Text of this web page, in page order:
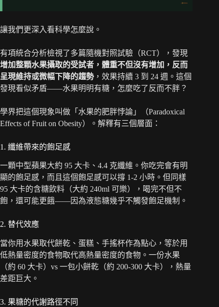
讓我們更深入看科學怎麼說。
有項統合分析檢視了多篇隨機對照試驗（RCT），發現
增加整顆水果攝取的受試者，體重不但沒有增加，反而
呈現維持或微幅下降的趨勢，效果持續 3 到 24 週。這個
發現看似矛盾——水果明明有糖，怎麼吃了反而不胖？
學界把這個現象叫做「水果的肥胖悖論」（Paradoxical
Effects of Fruit on Obesity）。解釋有三個層面：
1. 纖維帶來的飽足感
一顆中型蘋果大約 95 大卡、4.4 克纖維。你吃完會有明
顯的飽足感，而且這個飽足感可以撐 1-2 小時。但同樣
95 大卡的含糖飲料（大約 240ml 可樂），喝完不但不
飽，還可能更餓——因為液態糖幾乎不觸發飽足機制。
2. 替代效應
當你用水果取代餅乾、蛋糕、手搖杯作為點心，等於用
低熱量密度的食物取代高熱量密度的食物。一份水果
（約 60 大卡）vs 一包小餅乾（約 200-300 大卡），熱量
差距巨大。
3. 果糖的代謝路徑不同